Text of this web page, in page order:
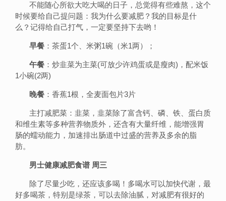
不能随心所欲大吃大喝的日子，总觉得有些难熬，这个
时候要给自己提问题：我为什么要减肥？我的目标是什
么？记得给自己打气，一定要坚持下去哟！
早餐 ：茶蛋1个、米粥1碗（米1两）；
午餐 ：炒韭菜为主菜(可放少许鸡蛋或是瘦肉)，配米饭
1小碗(2两)
晚餐 ：香蕉1根，全麦面包片3片
主打减肥菜：韭菜，韭菜除了富含钙、磷、铁、蛋白质
和维生素等多种营养物质外，还含有大量纤维，能增强胃
肠的蠕动能力，加速排出肠道中过盛的营养及多余的脂
肪。
男士健康减肥食谱 周三
除了尽量少吃，还应该多喝！多喝水可以加快代谢，最
好多喝茶，特别是绿茶，可以去除油腻，对减肥有很好的